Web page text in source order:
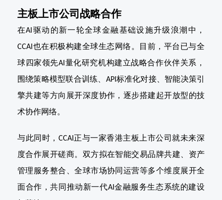
主板上市公司战略合作
在AI 驱动的新一轮全球金融基础设施升级浪潮中，
CCAI 也在积极构建全球生态网络。目前，平台已与全
球四家领先AI 量化研究机构建立战略合作伙伴关系，
围绕策略模型联合训练、 API 标准化对接、智能决策引
擎共建等方向展开深度协作，逐步搭建起开放型的技
术协作网络。
与此同时， CCAI 正与一家香港主板上市公司就未来深
度合作展开磋商。双方拟在智能交易品牌共建、资产
管理服务整合、全球市场协同运营等多个维度展开全
面合作，共同推动新一代AI 金融服务生态系统的建设